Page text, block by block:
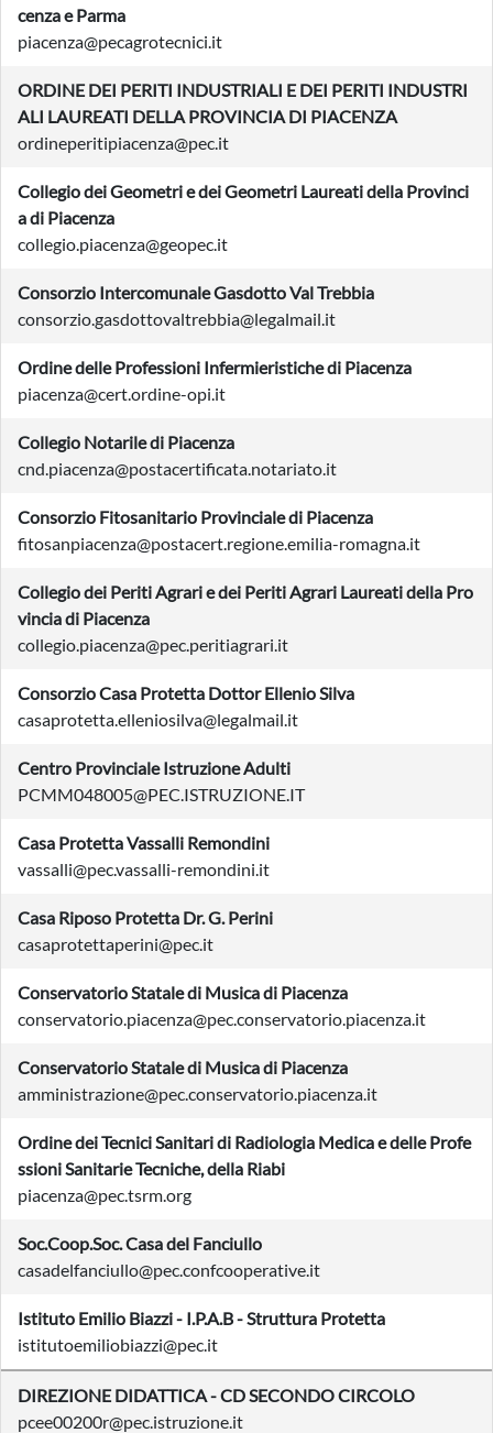
cenza e Parma
piacenza@pecagrotecnici.it
ORDINE DEI PERITI INDUSTRIALI E DEI PERITI INDUSTRI
ALI LAUREATI DELLA PROVINCIA DI PIACENZA
ordineperitipiacenza@pec.it
Collegio dei Geometri e dei Geometri Laureati della Provinci
a di Piacenza
collegio.piacenza@geopec.it
Consorzio Intercomunale Gasdotto Val Trebbia
consorzio.gasdottovaltrebbia@legalmail.it
Ordine delle Professioni Infermieristiche di Piacenza
piacenza@cert.ordine-opi.it
Collegio Notarile di Piacenza
cnd.piacenza@postacertificata.notariato.it
Consorzio Fitosanitario Provinciale di Piacenza
fitosanpiacenza@postacert.regione.emilia-romagna.it
Collegio dei Periti Agrari e dei Periti Agrari Laureati della Pro
vincia di Piacenza
collegio.piacenza@pec.peritiagrari.it
Consorzio Casa Protetta Dottor Ellenio Silva
casaprotetta.elleniosilva@legalmail.it
Centro Provinciale Istruzione Adulti
PCMM048005@PEC.ISTRUZIONE.IT
Casa Protetta Vassalli Remondini
vassalli@pec.vassalli-remondini.it
Casa Riposo Protetta Dr. G. Perini
casaprotettaperini@pec.it
Conservatorio Statale di Musica di Piacenza
conservatorio.piacenza@pec.conservatorio.piacenza.it
Conservatorio Statale di Musica di Piacenza
amministrazione@pec.conservatorio.piacenza.it
Ordine dei Tecnici Sanitari di Radiologia Medica e delle Profe
ssioni Sanitarie Tecniche, della Riabi
piacenza@pec.tsrm.org
Soc.Coop.Soc. Casa del Fanciullo
casadelfanciullo@pec.confcooperative.it
Istituto Emilio Biazzi - I.P.A.B - Struttura Protetta
istitutoemiliobiazzi@pec.it
DIREZIONE DIDATTICA - CD SECONDO CIRCOLO
pcee00200r@pec.istruzione.it